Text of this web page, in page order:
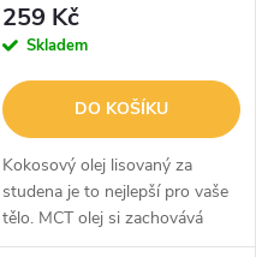
259 Kč
Skladem
DO KOŠÍKU
Kokosový olej lisovaný za
studena je to nejlepší pro vaše
tělo. MCT olej si zachovává
všechny esenciální mastné